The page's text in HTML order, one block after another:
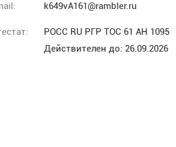
k649vA161@rambler.ru
РОСС RU РГР ТОС 61 АН 1095
Действителен до: 26.09.2026